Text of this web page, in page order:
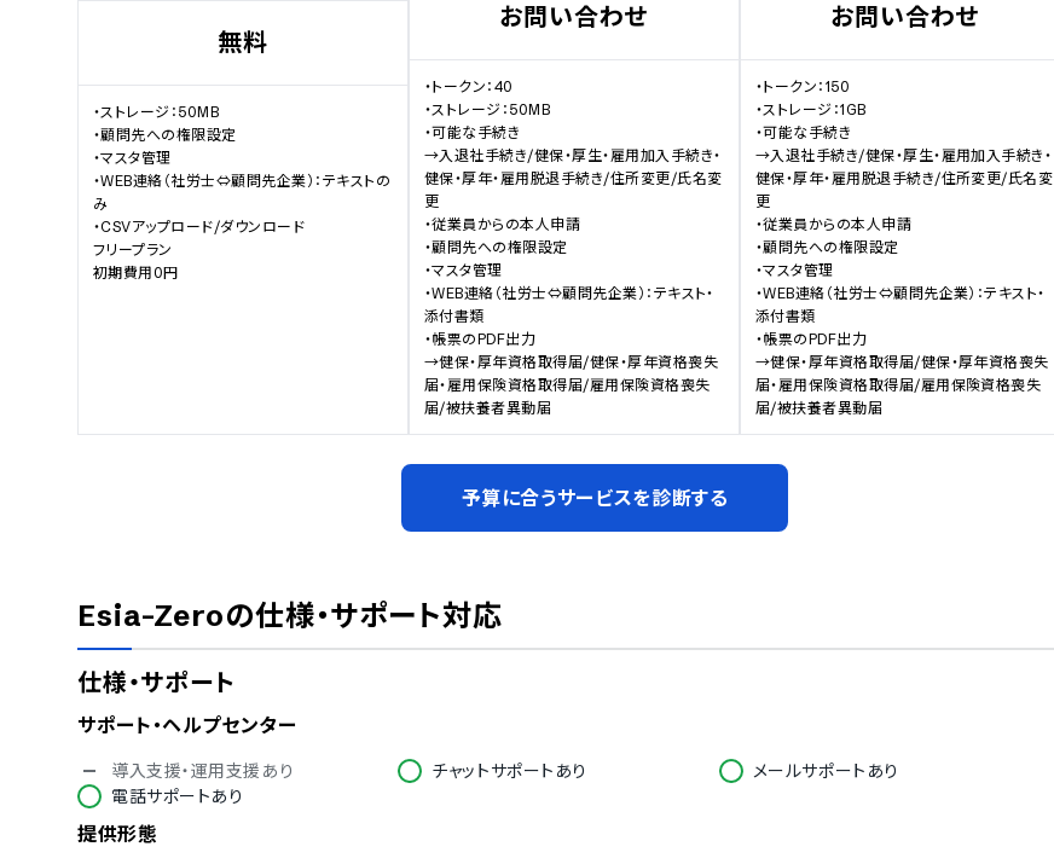
無料
・ストレージ：50MB
・顧問先への権限設定
・マスタ管理
・WEB連絡（社労士⇔顧問先企業）：テキストの
み
・CSVアップロード/ダウンロード
フリープラン
初期費用0円
お問い合わせ
・トークン：40
・ストレージ：50MB
・可能な手続き
→入退社手続き/健保・厚生・雇用加入手続き・
健保・厚年・雇用脱退手続き/住所変更/氏名変
更
・従業員からの本人申請
・顧問先への権限設定
・マスタ管理
・WEB連絡（社労士⇔顧問先企業）：テキスト・
添付書類
・帳票のPDF出力
→健保・厚年資格取得届/健保・厚年資格喪失
届・雇用保険資格取得届/雇用保険資格喪失
届/被扶養者異動届
お問い合わせ
・トークン：150
・ストレージ：1GB
・可能な手続き
→入退社手続き/健保・厚生・雇用加入手続き・
健保・厚年・雇用脱退手続き/住所変更/氏名変
更
・従業員からの本人申請
・顧問先への権限設定
・マスタ管理
・WEB連絡（社労士⇔顧問先企業）：テキスト・
添付書類
・帳票のPDF出力
→健保・厚年資格取得届/健保・厚年資格喪失
届・雇用保険資格取得届/雇用保険資格喪失
届/被扶養者異動届
予算に合うサービスを診断する
Esia-Zeroの仕様・サポート対応
仕様・サポート
サポート・ヘルプセンター
導入支援・運用支援あり チャットサポートあり
メールサポートあり
電話サポートあり
提供形態